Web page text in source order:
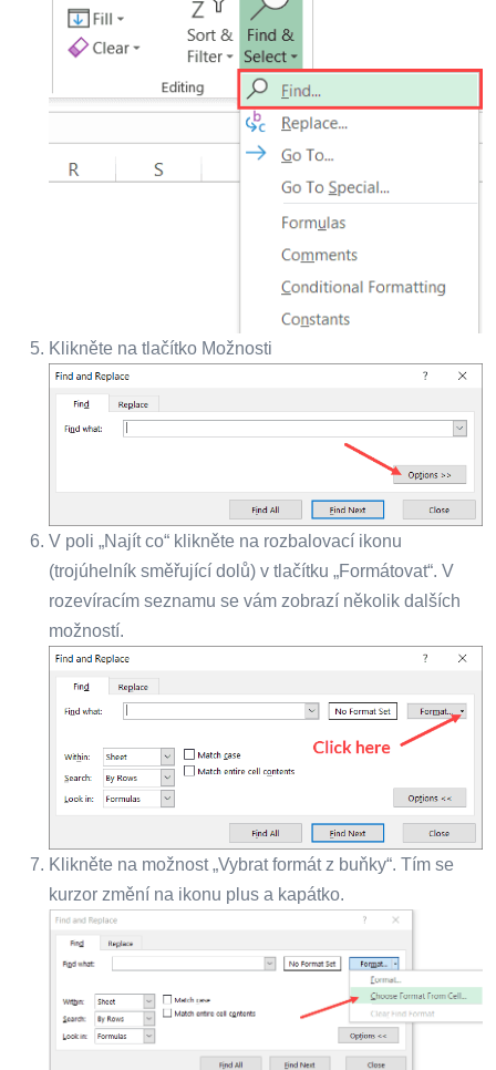
Klikněte na tlačítko Možnosti
V poli „Najít co“ klikněte na rozbalovací ikonu
(trojúhelník směřující dolů) v tlačítku „Formátovat“. V
rozevíracím seznamu se vám zobrazí několik dalších
možností.
Klikněte na možnost „Vybrat formát z buňky“. Tím se
kurzor změní na ikonu plus a kapátko.